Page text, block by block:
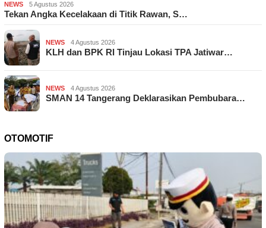
NEWS 5 Agustus 2026
Tekan Angka Kecelakaan di Titik Rawan, S…
NEWS 4 Agustus 2026
KLH dan BPK RI Tinjau Lokasi TPA Jatiwar…
NEWS 4 Agustus 2026
SMAN 14 Tangerang Deklarasikan Pembubara…
OTOMOTIF